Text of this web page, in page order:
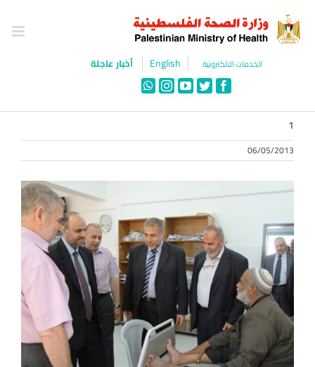
content
الخدمات الالكترونية English أخبار عاجلة
Facebook
Twitter
YouTube
Instagram
WhatsApp
1
06/05/2013